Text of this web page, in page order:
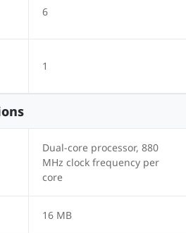
6
1
Dual-core processor, 880
MHz clock frequency per
core
16 MB